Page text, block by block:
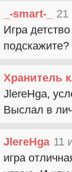
_-smart-_
21
Игра
подскажите?
Хранитель
JlereHga,
Выслал в
JlereHga 11
игра